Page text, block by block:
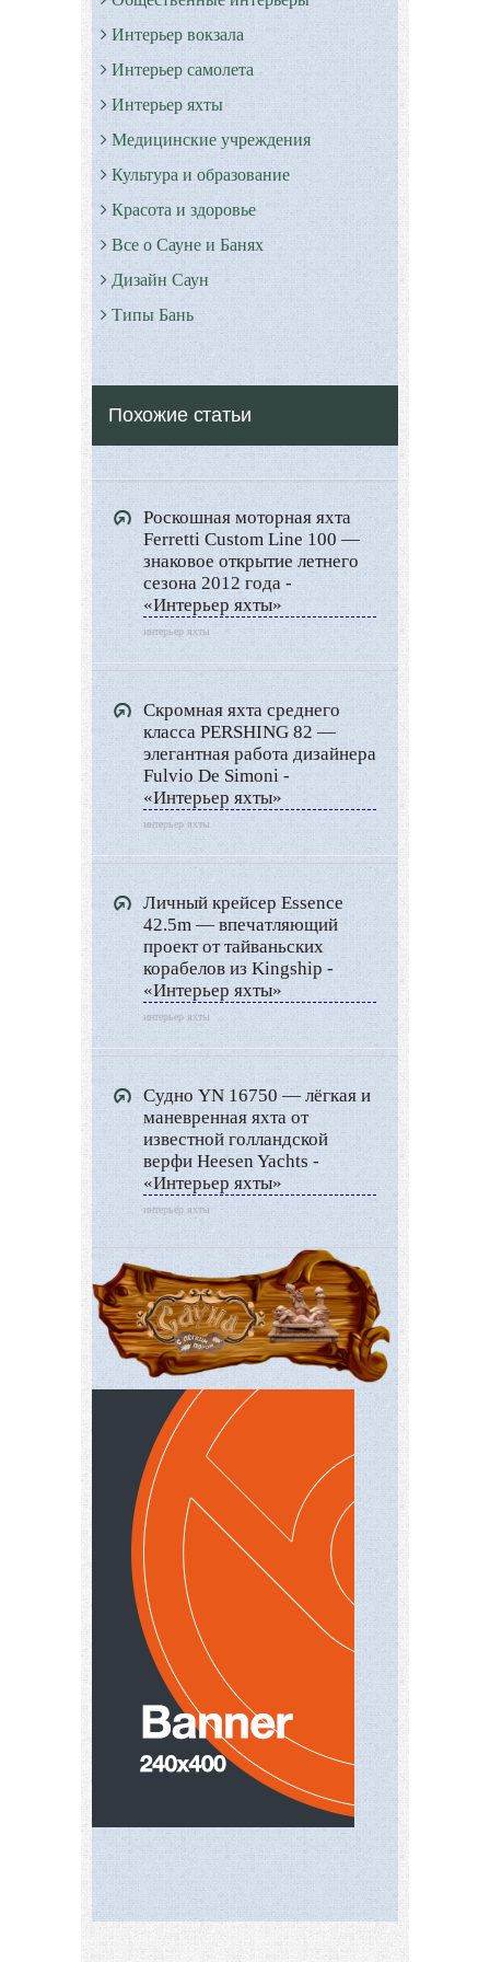
Интерьер вокзала
Интерьер самолета
Интерьер яхты
Медицинские учреждения
Культура и образование
Красота и здоровье
Все о Сауне и Банях
Дизайн Саун
Типы Бань
Декор
Двор и сад
Архитектура
Дизайн интерьера
Ландшафтный дизайн
LIMITED EDITION
Видео новости
Дизайн разное
Другие услуги
Похожие статьи
Роскошная моторная яхта
Ferretti Custom Line 100 —
знаковое открытие летнего
сезона 2012 года -
«Интерьер яхты»
интерьер яхты
Скромная яхта среднего
класса PERSHING 82 —
элегантная работа дизайнера
Fulvio De Simoni -
«Интерьер яхты»
интерьер яхты
Личный крейсер Essence
42.5m — впечатляющий
проект от тайваньских
корабелов из Kingship -
«Интерьер яхты»
интерьер яхты
Судно YN 16750 — лёгкая и
маневренная яхта от
известной голландской
верфи Heesen Yachts -
«Интерьер яхты»
интерьер яхты